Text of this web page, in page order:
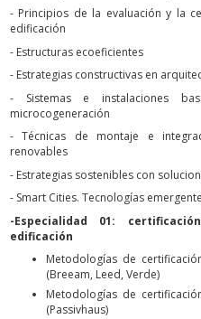
- Principios de la evaluación y la
edificación
- Estructuras ecoeficientes
- Estrategias constructivas en
- Sistemas e instalaciones
microcogeneración
- Técnicas de montaje e
renovables
- Estrategias sostenibles con
- Smart Cities. Tecnologías
-Especialidad 01:
edificación
Metodologías de
(Breeam, Leed, Verde)
Metodologías de
(Passivhaus)